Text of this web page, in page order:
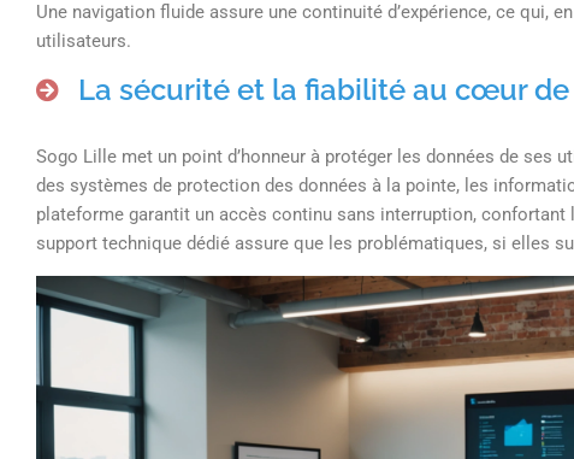
Une navigation fluide assure une continuité d’expérience, ce qui,
utilisateurs.
La sécurité et la fiabilité au cœur
Sogo Lille met un point d’honneur à protéger les données de ses
des systèmes de protection des données à la pointe, les
plateforme garantit un accès continu sans interruption,
support technique dédié assure que les problématiques, si elles